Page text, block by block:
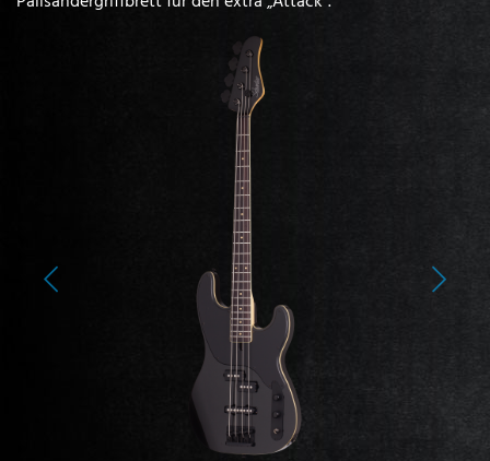
Previous Next